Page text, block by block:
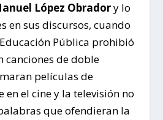
López Obradory lo
en sus discursos, cuando
Pública prohibió
canciones de doble
películas de
en el cine y la televisión no
que ofendieran la